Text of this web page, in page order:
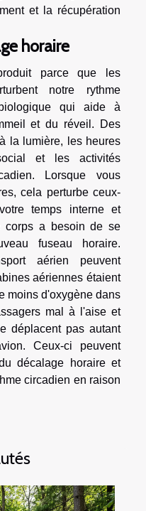
et la récupération
horaire
parce que les
notre rythme
qui aide à
et du réveil. Des
la lumière, les heures
et les activités
Lorsque vous
cela perturbe ceux-
temps interne et
corps a besoin de se
fuseau horaire.
aérien peuvent
aériennes étaient
moins d'oxygène dans
mal à l'aise et
déplacent pas autant
Ceux-ci peuvent
décalage horaire et
circadien en raison